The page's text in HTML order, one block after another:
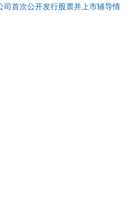
司首次公开发行股票并上市辅导情